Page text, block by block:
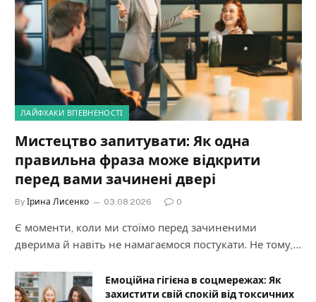
ЛАЙФХАКИ ВПЕВНЕНОСТІ
Мистецтво запитувати: Як одна
правильна фраза може відкрити
перед вами зачинені двері
By Ірина Лисенко 03.08.2026 0
Є моменти, коли ми стоїмо перед зачиненими
дверима й навіть не намагаємося постукати. Не тому,…
Емоційна гігієна в соцмережах: Як
захистити свій спокій від токсичних